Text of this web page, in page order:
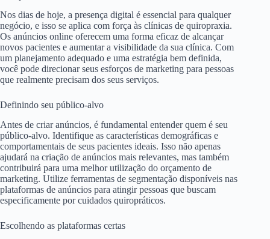
Nos dias de hoje, a presença digital é essencial para qualquer
negócio, e isso se aplica com força às clínicas de quiropraxia.
Os anúncios online oferecem uma forma eficaz de alcançar
novos pacientes e aumentar a visibilidade da sua clínica. Com
um planejamento adequado e uma estratégia bem definida,
você pode direcionar seus esforços de marketing para pessoas
que realmente precisam dos seus serviços.
Definindo seu público-alvo
Antes de criar anúncios, é fundamental entender quem é seu
público-alvo. Identifique as características demográficas e
comportamentais de seus pacientes ideais. Isso não apenas
ajudará na criação de anúncios mais relevantes, mas também
contribuirá para uma melhor utilização do orçamento de
marketing. Utilize ferramentas de segmentação disponíveis nas
plataformas de anúncios para atingir pessoas que buscam
especificamente por cuidados quiropráticos.
Escolhendo as plataformas certas